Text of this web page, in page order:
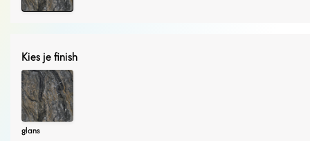
Kies je finish
glans